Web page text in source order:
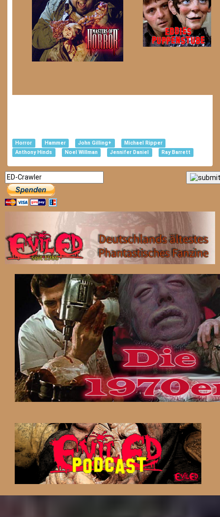
Horror Hammer John Gilling+
Michael Ripper
Anthony Hinds
Noel Willman Jennifer Daniel Ray Barrett